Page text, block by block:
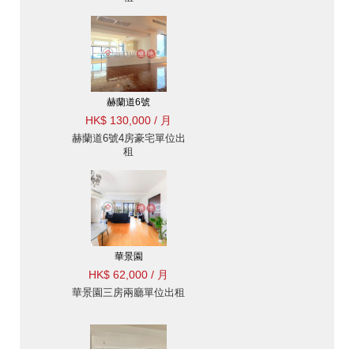
赫蘭道6號
HK$ 130,000 / 月
赫蘭道6號4房豪宅單位出
租
華景園
HK$ 62,000 / 月
華景園三房兩廳單位出租